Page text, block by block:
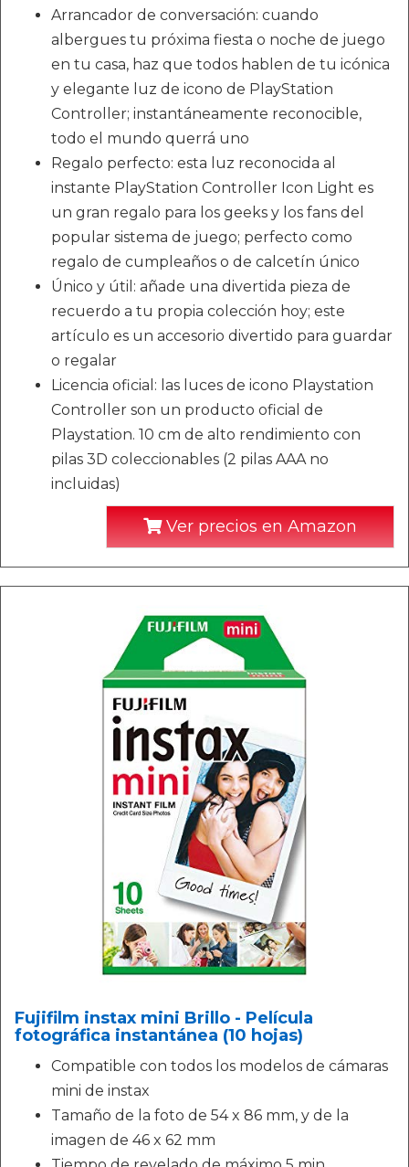
Arrancador de conversación: cuando
albergues tu próxima fiesta o noche de juego
en tu casa, haz que todos hablen de tu icónica
y elegante luz de icono de PlayStation
Controller; instantáneamente reconocible,
todo el mundo querrá uno
Regalo perfecto: esta luz reconocida al
instante PlayStation Controller Icon Light es
un gran regalo para los geeks y los fans del
popular sistema de juego; perfecto como
regalo de cumpleaños o de calcetín único
Único y útil: añade una divertida pieza de
recuerdo a tu propia colección hoy; este
artículo es un accesorio divertido para guardar
o regalar
Licencia oficial: las luces de icono Playstation
Controller son un producto oficial de
Playstation. 10 cm de alto rendimiento con
pilas 3D coleccionables (2 pilas AAA no
incluidas)
Ver precios en Amazon
Fujifilm instax mini Brillo - Película
fotográfica instantánea (10 hojas)
Compatible con todos los modelos de cámaras
mini de instax
Tamaño de la foto de 54 x 86 mm, y de la
imagen de 46 x 62 mm